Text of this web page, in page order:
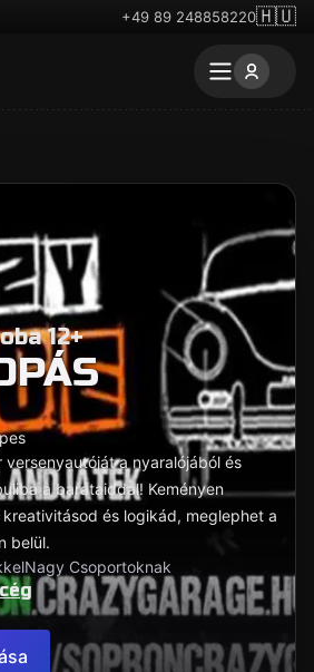
+49 89 248858220🇭🇺
12+
a nyaralójából és
a barátaiddal! Keményen
és logikád, meglephet a
belül.
Nagy Csoportoknak